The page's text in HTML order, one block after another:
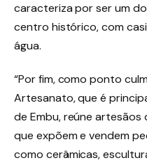
caracteriza por ser um
centro histórico, com
água.
“Por fim, como ponto
Artesanato, que é
de Embu, reúne
que expõem e vendem
como cerâmicas,